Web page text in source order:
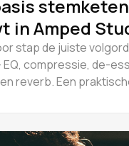
stemketen
in Amped
stap de juiste
EQ, compressie, de-
reverb. Een